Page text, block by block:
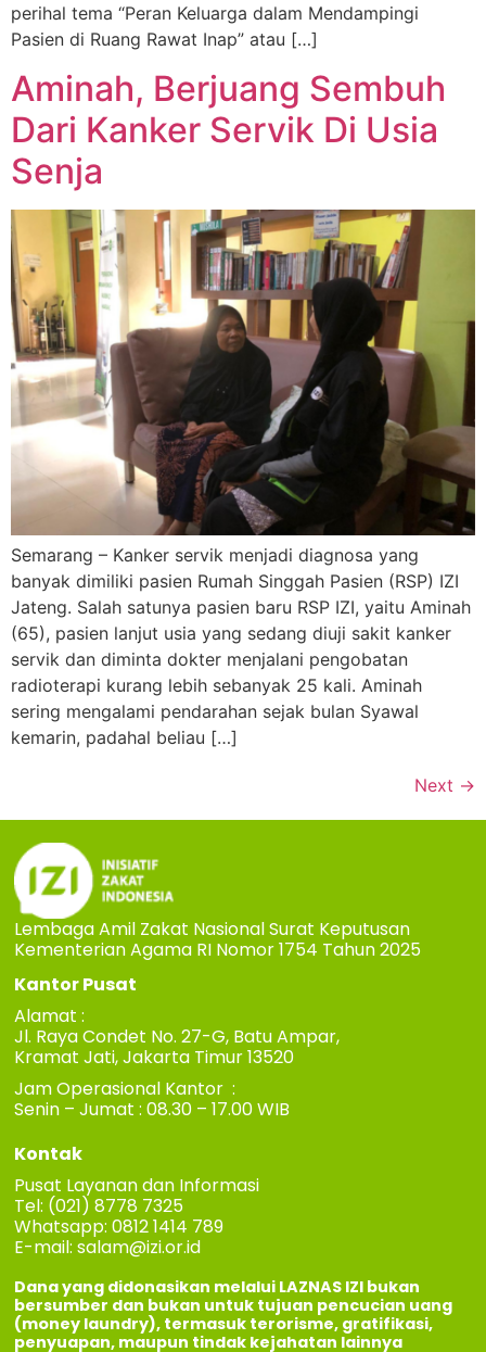
perihal tema “Peran Keluarga dalam Mendampingi
Pasien di Ruang Rawat Inap” atau […]
Aminah, Berjuang Sembuh
Dari Kanker Servik Di Usia
Senja
Semarang – Kanker servik menjadi diagnosa yang
banyak dimiliki pasien Rumah Singgah Pasien (RSP) IZI
Jateng. Salah satunya pasien baru RSP IZI, yaitu Aminah
(65), pasien lanjut usia yang sedang diuji sakit kanker
servik dan diminta dokter menjalani pengobatan
radioterapi kurang lebih sebanyak 25 kali. Aminah
sering mengalami pendarahan sejak bulan Syawal
kemarin, padahal beliau […]
Next →
Lembaga Amil Zakat Nasional Surat Keputusan
Kementerian Agama RI Nomor 1754 Tahun 2025
Kantor Pusat
Alamat :
Jl. Raya Condet No. 27-G, Batu Ampar,
Kramat Jati, Jakarta Timur 13520
Jam Operasional Kantor :
Senin – Jumat : 08.30 – 17.00 WIB
Kontak
Pusat Layanan dan Informasi
Tel: (021) 8778 7325
Whatsapp: 0812 1414 789
E-mail:salam@izi.or.id
Dana yang didonasikan melalui LAZNAS IZI bukan
bersumber dan bukan untuk tujuan pencucian uang
(money laundry), termasuk terorisme, gratifikasi,
penyuapan, maupun tindak kejahatan lainnya